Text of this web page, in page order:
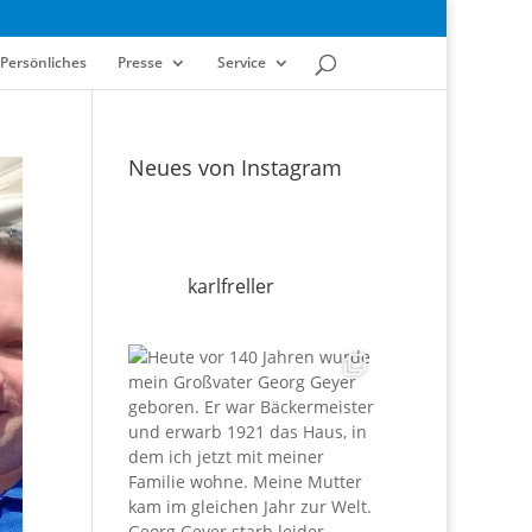
Persönliches Presse Service
Neues von Instagram
karlfreller